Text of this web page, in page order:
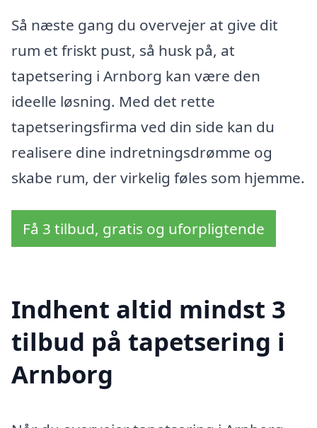
Så næste gang du overvejer at give dit
rum et friskt pust, så husk på, at
tapetsering i Arnborg kan være den
ideelle løsning. Med det rette
tapetseringsfirma ved din side kan du
realisere dine indretningsdrømme og
skabe rum, der virkelig føles som hjemme.
Få 3 tilbud, gratis og uforpligtende
Indhent altid mindst 3
tilbud på tapetsering i
Arnborg